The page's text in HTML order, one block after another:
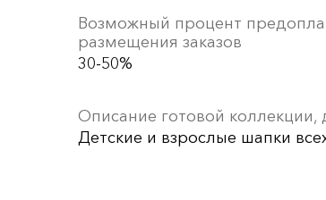
Возможный процент
размещения заказов
30-50%
Описание готовой коллекции,
Детские и взрослые шапки